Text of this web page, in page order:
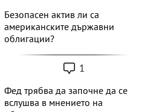
Безопасен актив ли са
американските държавни
облигации?
1
Фед трябва да започне да се
вслушва в мнението на